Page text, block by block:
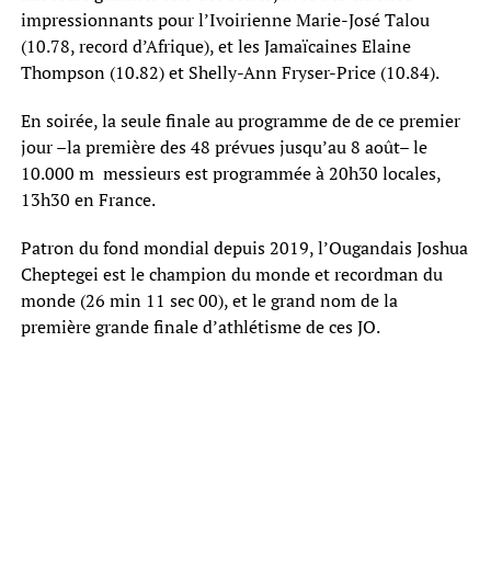
impressionnants pour l’Ivoirienne Marie-José Talou
(10.78, record d’Afrique), et les Jamaïcaines Elaine
Thompson (10.82) et Shelly-Ann Fryser-Price (10.84).
En soirée, la seule finale au programme de de ce premier
jour –la première des 48 prévues jusqu’au 8 août– le
10.000 m messieurs est programmée à 20h30 locales,
13h30 en France.
Patron du fond mondial depuis 2019, l’Ougandais Joshua
Cheptegei est le champion du monde et recordman du
monde (26 min 11 sec 00), et le grand nom de la
première grande finale d’athlétisme de ces JO.